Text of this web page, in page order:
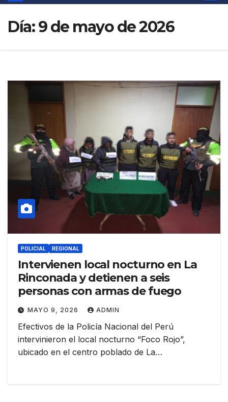
Día:9 de mayo de 2026
POLICIAL REGIONAL
Intervienen local nocturno en La
Rinconada y detienen a seis
personas con armas de fuego
MAYO 9, 2026 ADMIN
Efectivos de la Policía Nacional del Perú
intervinieron el local nocturno “Foco Rojo”,
ubicado en el centro poblado de La…